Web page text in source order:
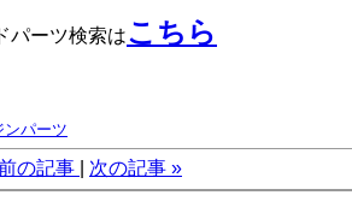
パーツ検索はこちら
ンパーツ
の記事 次の記事 »